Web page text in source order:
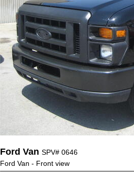
Ford Van SPV# 0646
Ford Van - Front view